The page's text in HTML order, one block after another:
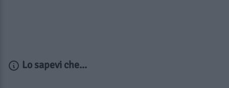
Lo sapevi che...